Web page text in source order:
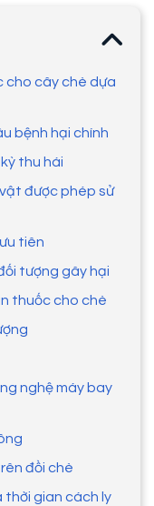
cho cây chè dựa
bệnh hại chính
thu hái
được phép sử
tiên
tượng gây hại
thuốc cho chè
nghệ máy bay
đồi chè
thời gian cách ly